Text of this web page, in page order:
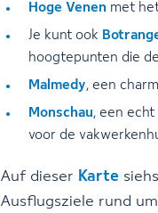
Hoge Venen met
Je kunt ook
hoogtepunten die
Malmedy, een
Monschau, een
voor de
Auf dieser Karte
Ausflugsziele rund